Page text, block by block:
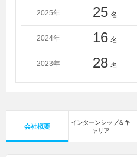
＜短大・高専・専門学校＞
東京デザイン専門学校
永進専門大学
2025年 25 名
2024年 16 名
2023年 28 名
会社概要
インターンシップ＆キ
ャリア